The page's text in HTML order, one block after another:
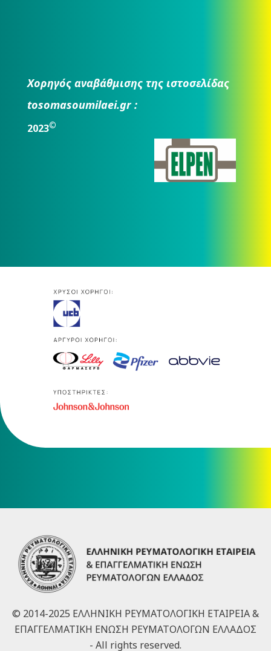
Χορηγός αναβάθμισης της ιστοσελίδας
tosomasoumilaei.gr :
2023©
© 2014-2025 ΕΛΛΗΝΙΚΗ ΡΕΥΜΑΤΟΛΟΓΙΚΗ ΕΤΑΙΡΕΙΑ &
ΕΠΑΓΓΕΛΜΑΤΙΚΗ ΕΝΩΣΗ ΡΕΥΜΑΤΟΛΟΓΩΝ ΕΛΛΑΔΟΣ
- All rights reserved.